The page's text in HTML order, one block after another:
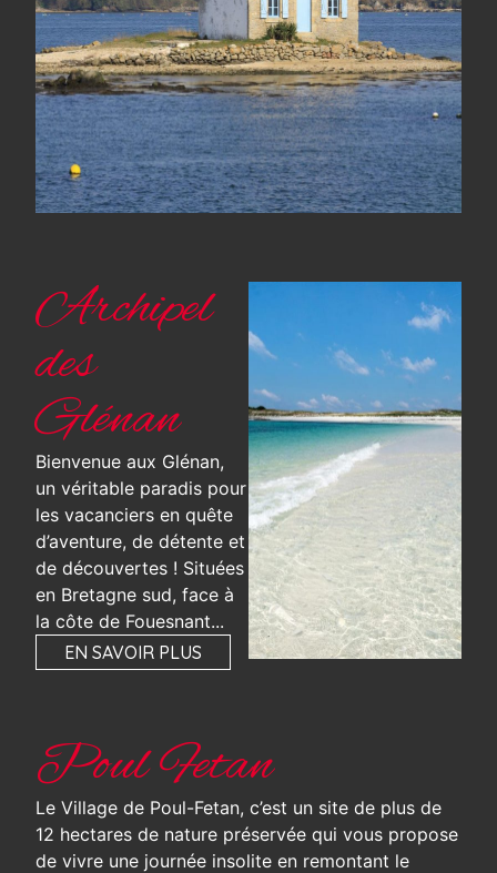
Archipel
des
Glénan
Bienvenue aux Glénan,
un véritable paradis pour
les vacanciers en quête
d’aventure, de détente et
de découvertes ! Situées
en Bretagne sud, face à
la côte de Fouesnant...
EN SAVOIR PLUS
Poul Fetan
Le Village de Poul-Fetan, c’est un site de plus de
12 hectares de nature préservée qui vous propose
de vivre une journée insolite en remontant le